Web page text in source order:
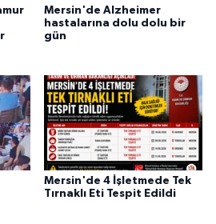
Mersin'de Alzheimer
hastalarına dolu dolu bir
gün
Mersin'de 4 İşletmede Tek
Tırnaklı Eti Tespit Edildi